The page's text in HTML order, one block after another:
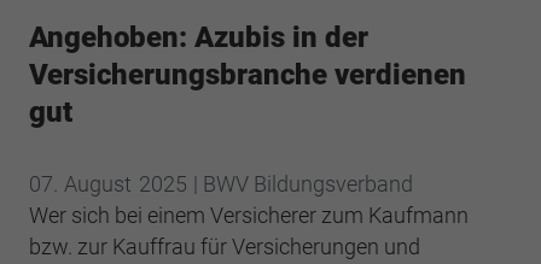
Angehoben: Azubis in der
Versicherungsbranche verdienen
gut
07. August 2025 | BWV Bildungsverband
Wer sich bei einem Versicherer zum Kaufmann
bzw. zur Kauffrau für Versicherungen und
Anbieter BWV Koblenz
Laufzeit
Zweck
Cookie-Einstellungen für diese Website zu
speichern.
Google Analytics
Name
Anbieter Google Analytics
2 Jahre